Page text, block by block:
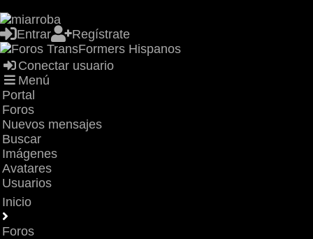
Entrar Regístrate
Conectar usuario
Menú
Portal
Foros
Nuevos mensajes
Buscar
Imágenes
Avatares
Usuarios
Inicio
Foros